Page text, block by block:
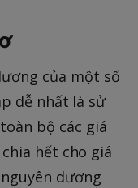
của một số
dễ nhất là sử
bộ các giá
chia hết cho giá
dương